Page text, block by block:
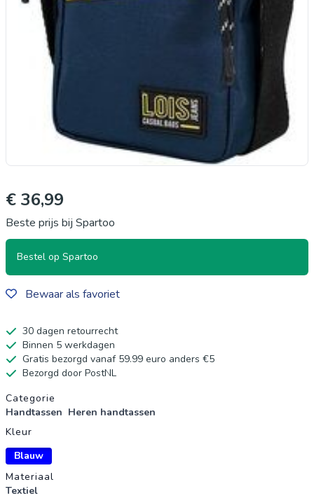
€ 36,99
Beste prijs bij Spartoo
Bestel op Spartoo
Bewaar als favoriet
30 dagen retourrecht
Binnen 5 werkdagen
Gratis bezorgd vanaf 59.99 euro anders €5
Bezorgd door PostNL
Productgegevens
Categorie
Handtassen Heren handtassen
Kleur
Blauw
Materiaal
Textiel